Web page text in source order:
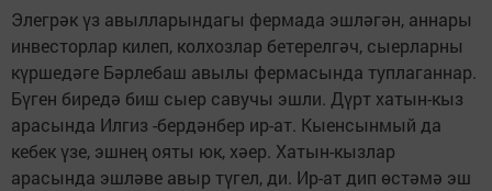
Элегрәк үз авылларындагы фермада эшләгән, аннары
инвесторлар килеп, колхозлар бетерелгәч, сыерларны
күршедәге Бәрлебаш авылы фермасында туплаганнар.
Бүген биредә биш сыер савучы эшли. Дүрт хатын-кыз
арасында Илгиз -бердәнбер ир-ат. Кыенсынмый да
кебек үзе, эшнең ояты юк, хәер. Хатын-кызлар
арасында эшләве авыр түгел, ди. Ир-ат дип өстәмә эш